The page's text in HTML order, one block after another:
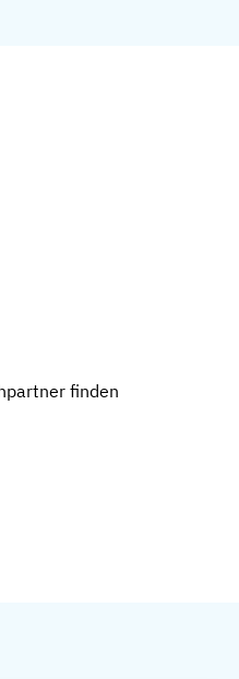
finden